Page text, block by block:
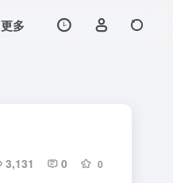
更多
3,131 0 0